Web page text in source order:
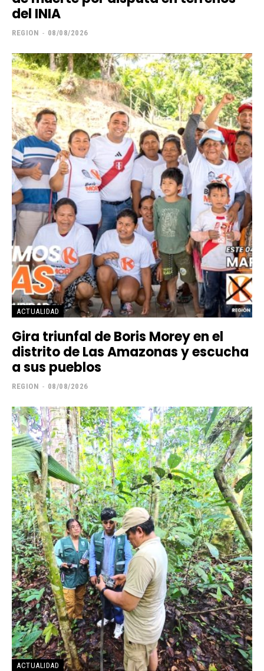
del INIA
REGION - 08/08/2026
ACTUALIDAD
Gira triunfal de Boris Morey en el
distrito de Las Amazonas y escucha
a sus pueblos
REGION - 08/08/2026
ACTUALIDAD